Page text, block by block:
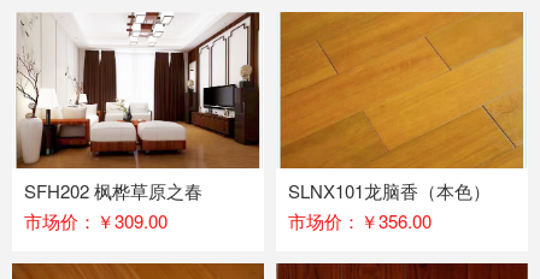
SFH202 枫桦草原之春
市场价：￥309.00
SLNX101龙脑香（本色）
市场价：￥356.00